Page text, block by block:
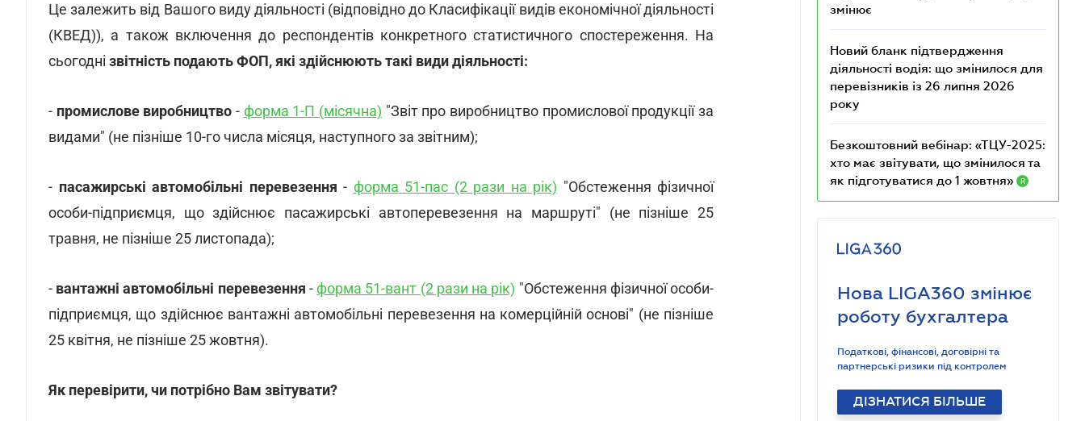
Це залежить від Вашого виду діяльності (відповідно до Класифікації видів економічної діяльності
(КВЕД)), а також включення до респондентів конкретного статистичного спостереження. На
сьогодні звітність подають ФОП, які здійснюють такі види діяльності:
- промислове виробництво - форма 1-П (місячна) "Звіт про виробництво промислової продукції за
видами" (не пізніше 10-го числа місяця, наступного за звітним);
- пасажирські автомобільні перевезення - форма 51-пас (2 рази на рік) "Обстеження фізичної
особи-підприємця, що здійснює пасажирські автоперевезення на маршруті" (не пізніше 25
травня, не пізніше 25 листопада);
- вантажні автомобільні перевезення - форма 51-вант (2 рази на рік) "Обстеження фізичної особи-
підприємця, що здійснює вантажні автомобільні перевезення на комерційній основі" (не пізніше
25 квітня, не пізніше 25 жовтня).
Як перевірити, чи потрібно Вам звітувати?
змінює
Новий бланк підтвердження
діяльності водія: що змінилося для
перевізників із 26 липня 2026
року
Безкоштовний вебінар: «ТЦУ-2025:
хто має звітувати, що змінилося та
як підготуватися до 1 жовтня»
R
Нова LIGA360 змінює
роботу бухгалтера
Податкові, фінансові, договірні та
партнерські ризики під контролем
ДІЗНАТИСЯ БІЛЬШЕ